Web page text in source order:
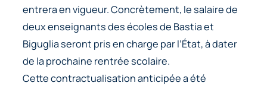
entrera en vigueur. Concrètement, le salaire de
deux enseignants des écoles de Bastia et
Biguglia seront pris en charge par l’État, à dater
de la prochaine rentrée scolaire.
Cette contractualisation anticipée a été